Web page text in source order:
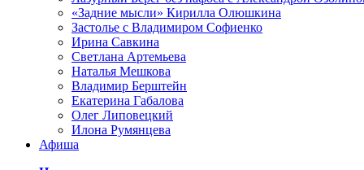
«Задние мысли» Кирилла Олюшкина
Застолье с Владимиром Софиенко
Ирина Савкина
Светлана Артемьева
Наталья Мешкова
Владимир Берштейн
Екатерина Габалова
Олег Липовецкий
Илона Румянцева
Афиша